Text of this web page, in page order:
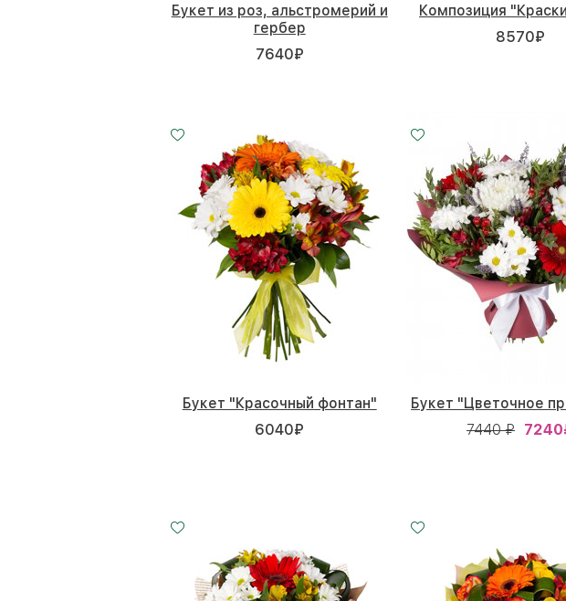
Букет из роз, альстромерий и
гербер
7640₽
Композиция
8570₽
20 - 30 см
Букет "Красочный фонтан"
6040₽
Букет "Цветочное
7440 ₽ 7240